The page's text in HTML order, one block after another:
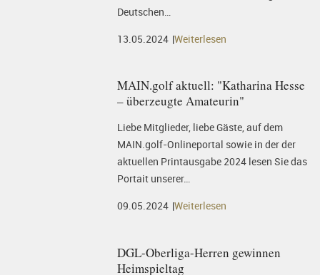
Deutschen…
13.05.2024 Weiterlesen
MAIN.golf aktuell: "Katharina Hesse
– überzeugte Amateurin"
Liebe Mitglieder, liebe Gäste, auf dem
MAIN.golf-Onlineportal sowie in der der
aktuellen Printausgabe 2024 lesen Sie das
Portait unserer…
09.05.2024 Weiterlesen
DGL-Oberliga-Herren gewinnen
Heimspieltag